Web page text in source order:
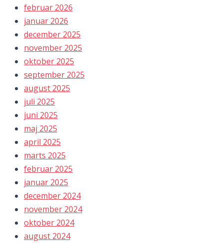
februar 2026
januar 2026
december 2025
november 2025
oktober 2025
september 2025
august 2025
juli 2025
juni 2025
maj 2025
april 2025
marts 2025
februar 2025
januar 2025
december 2024
november 2024
oktober 2024
august 2024